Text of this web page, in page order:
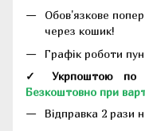
Обов'язкове
через кошик!
Графік роботи
✓ Укрпоштою по
Безкоштовно при
Відправка 2 рази